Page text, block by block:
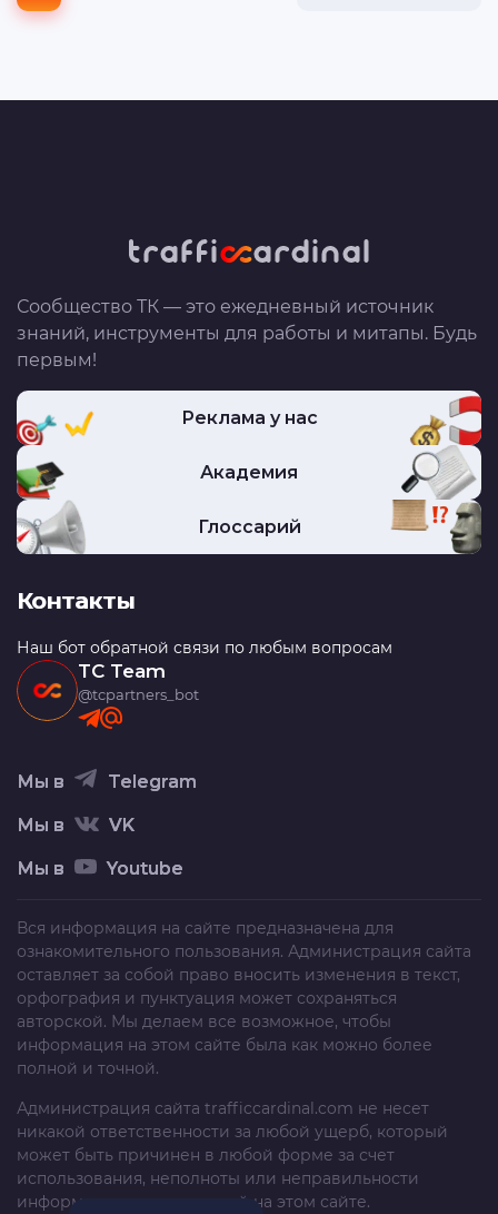
«Когда человек кликает на рекламу, ...
Сообщество ТК — это ежедневный источник
знаний, инструменты для работы и митапы. Будь
первым!
Реклама у нас
Академия
Глоссарий
Контакты
Наш бот обратной связи по любым вопросам
TC Team
@tcpartners_bot
Мы в Telegram
Мы в VK
Мы в Youtube
Вся информация на сайте предназначена для
ознакомительного пользования. Администрация сайта
оставляет за собой право вносить изменения в текст,
орфография и пунктуация может сохраняться
авторской. Мы делаем все возможное, чтобы
информация на этом сайте была как можно более
полной и точной.
Администрация сайта trafficcardinal.com не несет
никакой ответственности за любой ущерб, который
может быть причинен в любой форме за счет
использования, неполноты или неправильности
информации, размещенной на этом сайте.